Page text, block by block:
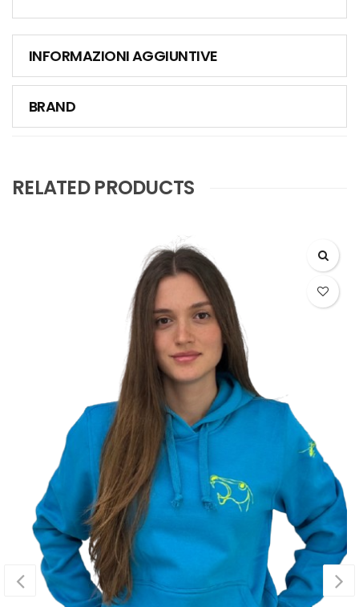
INFORMAZIONI AGGIUNTIVE
BRAND
RELATED PRODUCTS